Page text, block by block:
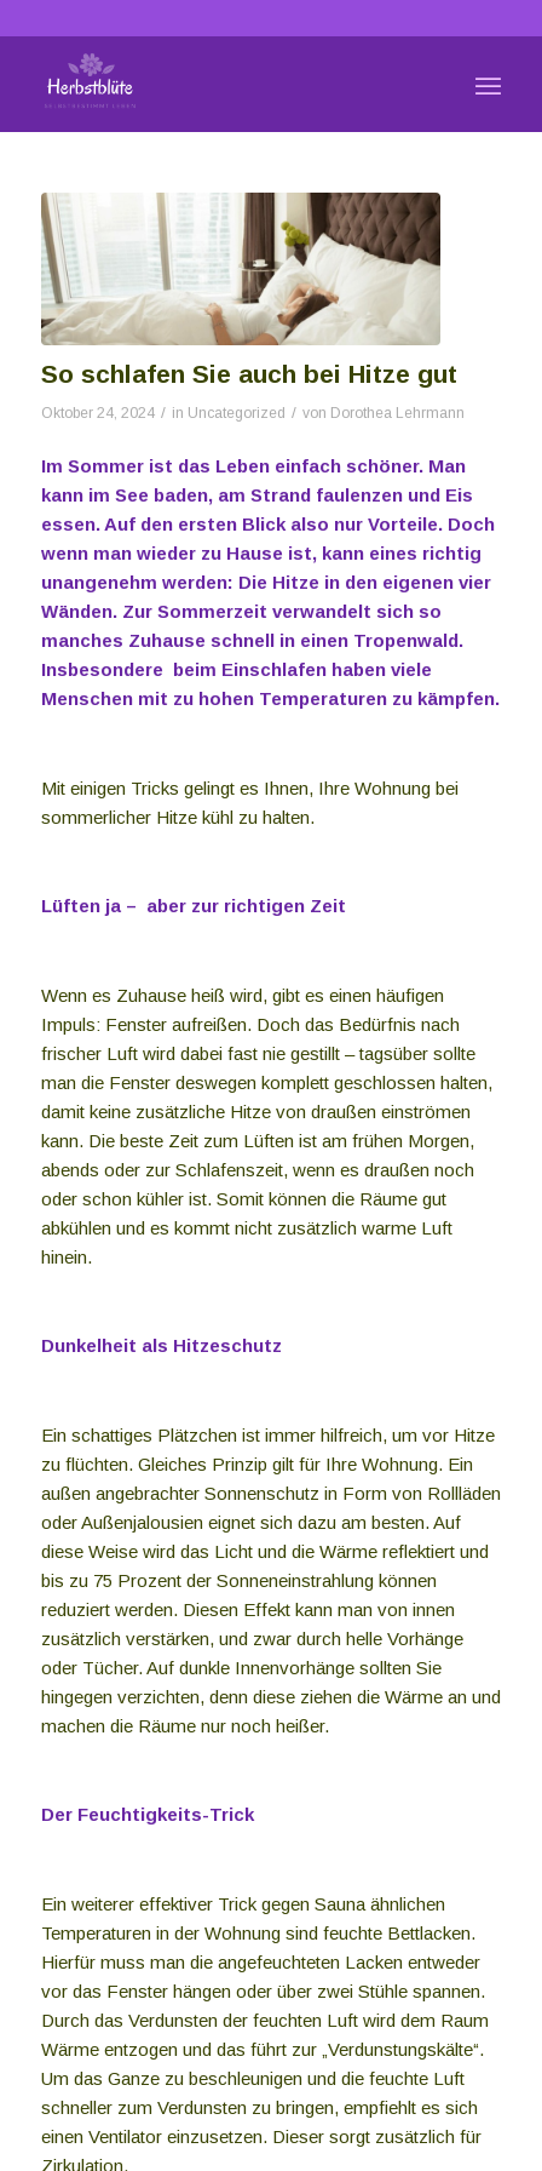
So schlafen Sie auch bei Hitze gut
Oktober 24, 2024 / in Uncategorized / von Dorothea Lehrmann
Im Sommer ist das Leben einfach schöner. Man
kann im See baden, am Strand faulenzen und Eis
essen. Auf den ersten Blick also nur Vorteile. Doch
wenn man wieder zu Hause ist, kann eines richtig
unangenehm werden: Die Hitze in den eigenen vier
Wänden. Zur Sommerzeit verwandelt sich so
manches Zuhause schnell in einen Tropenwald.
Insbesondere beim Einschlafen haben viele
Menschen mit zu hohen Temperaturen zu kämpfen.
Mit einigen Tricks gelingt es Ihnen, Ihre Wohnung bei
sommerlicher Hitze kühl zu halten.
Lüften ja – aber zur richtigen Zeit
Wenn es Zuhause heiß wird, gibt es einen häufigen
Impuls: Fenster aufreißen. Doch das Bedürfnis nach
frischer Luft wird dabei fast nie gestillt – tagsüber sollte
man die Fenster deswegen komplett geschlossen halten,
damit keine zusätzliche Hitze von draußen einströmen
kann. Die beste Zeit zum Lüften ist am frühen Morgen,
abends oder zur Schlafenszeit, wenn es draußen noch
oder schon kühler ist. Somit können die Räume gut
abkühlen und es kommt nicht zusätzlich warme Luft
hinein.
Dunkelheit als Hitzeschutz
Ein schattiges Plätzchen ist immer hilfreich, um vor Hitze
zu flüchten. Gleiches Prinzip gilt für Ihre Wohnung. Ein
außen angebrachter Sonnenschutz in Form von Rollläden
oder Außenjalousien eignet sich dazu am besten. Auf
diese Weise wird das Licht und die Wärme reflektiert und
bis zu 75 Prozent der Sonneneinstrahlung können
reduziert werden. Diesen Effekt kann man von innen
zusätzlich verstärken, und zwar durch helle Vorhänge
oder Tücher. Auf dunkle Innenvorhänge sollten Sie
hingegen verzichten, denn diese ziehen die Wärme an und
machen die Räume nur noch heißer.
Der Feuchtigkeits-Trick
Ein weiterer effektiver Trick gegen Sauna ähnlichen
Temperaturen in der Wohnung sind feuchte Bettlacken.
Hierfür muss man die angefeuchteten Lacken entweder
vor das Fenster hängen oder über zwei Stühle spannen.
Durch das Verdunsten der feuchten Luft wird dem Raum
Wärme entzogen und das führt zur „Verdunstungskälte“.
Um das Ganze zu beschleunigen und die feuchte Luft
schneller zum Verdunsten zu bringen, empfiehlt es sich
einen Ventilator einzusetzen. Dieser sorgt zusätzlich für
Zirkulation.